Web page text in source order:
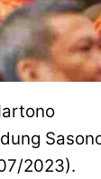
2023).